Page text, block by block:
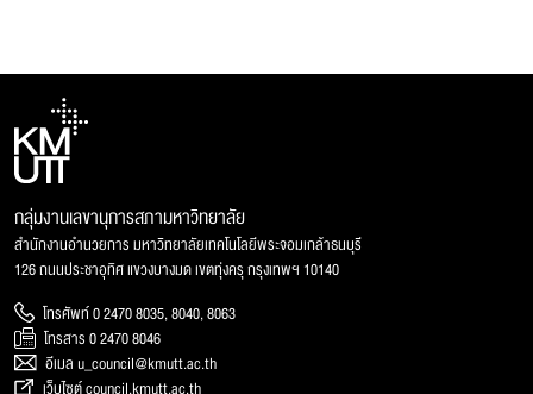
กลุ่มงานเลขานุการสภามหาวิทยาลัย
สำนักงานอำนวยการ มหาวิทยาลัยเทคโนโลยีพระจอมเกล้าธนบุรี
126 ถนนประชาอุทิศ แขวงบางมด เขตทุ่งครุ กรุงเทพฯ 10140
โทรศัพท์ 0 2470 8035, 8040, 8063
โทรสาร 0 2470 8046
อีเมล u_council@kmutt.ac.th
เว็บไซต์ council.kmutt.ac.th